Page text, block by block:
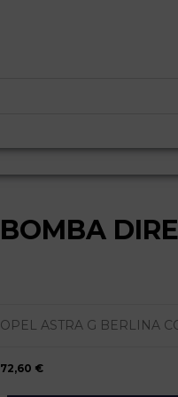
BOMBA
OPEL ASTRA G BERLINA
72,60 €